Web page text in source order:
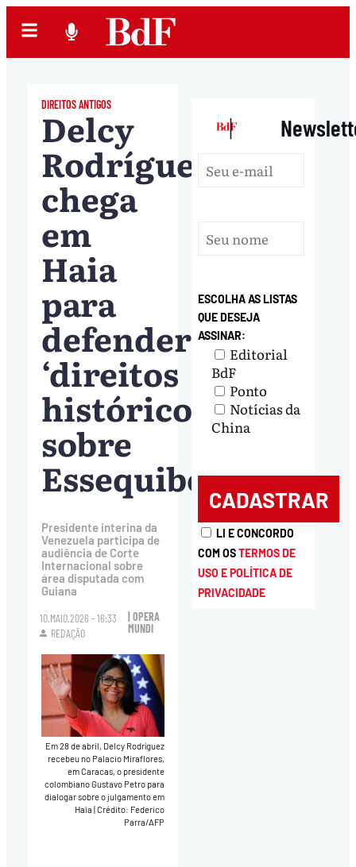
DIREITOS ANTIGOS
Delcy
Rodríguez
chega
em
Haia
para
defender
‘direitos
históricos’
sobre
Essequibo
Presidente interina da
Venezuela participa de
audiência de Corte
Internacional sobre
área disputada com
Guiana
10.MAIO.2026 - 16:33
REDAÇÃO
| OPERA
MUNDI
Em 28 de abril, Delcy Rodríguez
recebeu no Palacio Miraflores,
em Caracas, o presidente
colombiano Gustavo Petro para
dialogar sobre o julgamento em
Haia|Crédito: Federico
Parra/AFP
|
ESCOLHA AS LISTAS
QUE DESEJA
ASSINAR:
Editorial
BdF
Ponto
Notícias da
China
LI E CONCORDO
COM OSTERMOS DE
USO E POLÍTICA DE
PRIVACIDADE